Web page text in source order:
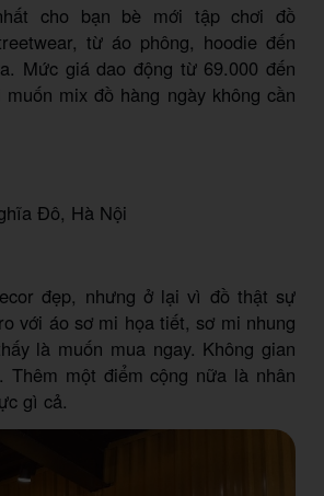
cho bạn bè mới tập chơi đồ
từ áo phông, hoodie đến
Mức giá dao động từ 69.000 đến
mix đồ hàng ngày không cần
Đô, Hà Nội
đẹp, nhưng ở lại vì đồ thật sự
với áo sơ mi họa tiết, sơ mi nhung
là muốn mua ngay. Không gian
Thêm một điểm cộng nữa là nhân
gì cả.